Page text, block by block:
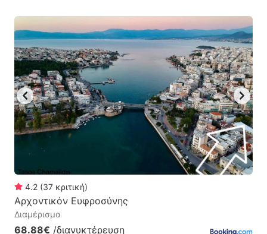
4.2 (37 κριτική)
Αρχοντικόν Ευφροσύνης
Διαμέρισμα
68.88€ /διανυκτέρευση